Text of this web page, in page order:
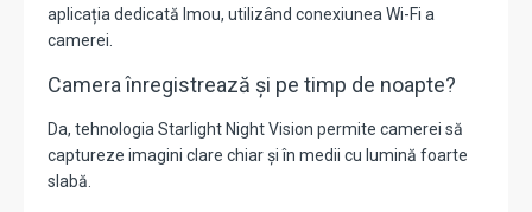
aplicația dedicată Imou, utilizând conexiunea Wi-Fi a
camerei.
Camera înregistrează și pe timp de noapte?
Da, tehnologia Starlight Night Vision permite camerei să
captureze imagini clare chiar și în medii cu lumină foarte
slabă.